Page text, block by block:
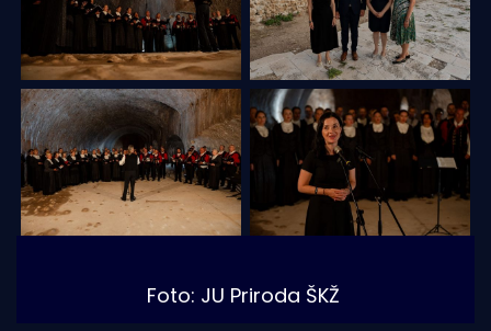
Foto: JU Priroda ŠKŽ